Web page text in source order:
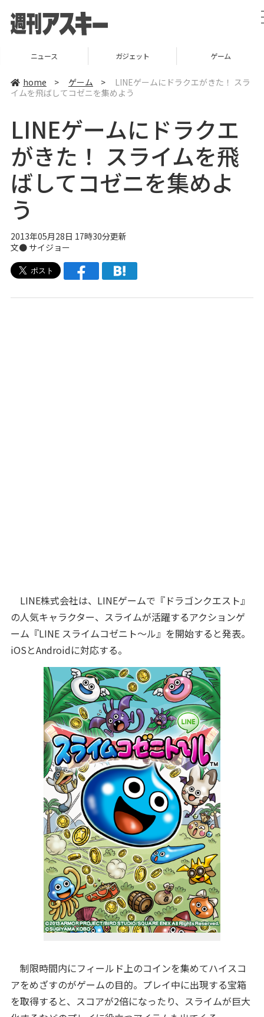
ニュース ガジェット ゲーム
home > ゲーム >
LINEゲームにドラクエがきた！ スラ
イムを飛ばしてコゼニを集めよう
LINEゲームにドラクエ
がきた！ スライムを飛
ばしてコゼニを集めよ
う
2013年05月28日 17時30分更新
文● サイジョー
LINE株式会社は、LINEゲームで『ドラゴンクエスト』
の人気キャラクター、スライムが活躍するアクションゲ
ーム『LINE スライムコゼニト～ル』を開始すると発表。
iOSとAndroidに対応する。
制限時間内にフィールド上のコインを集めてハイスコ
アをめざすのがゲームの目的。プレイ中に出現する宝箱
を取得すると、スコアが2倍になったり、スライムが巨大